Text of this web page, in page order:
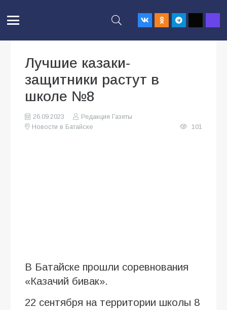
Лучшие казаки-
защитники растут в
школе №8
26.09.2023
Редакция Газеты
Новости в Батайске
101
В Батайске прошли соревнования
«Казачий бивак».
22 сентября на территории школы 8